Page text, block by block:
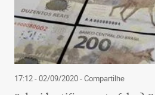
17:12 - 02/09/2020- Compartilhe